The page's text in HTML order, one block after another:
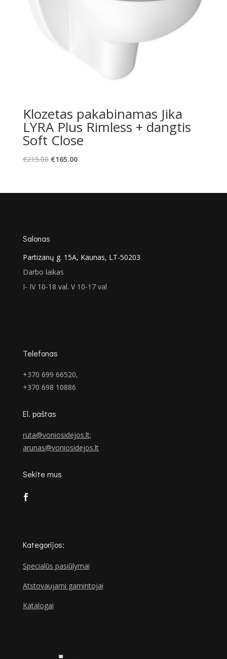
Klozetas pakabinamas Jika
LYRA Plus Rimless + dangtis
Soft Close
€215.00 Original
€215.00.
€165.00Current
€165.00.
Salonas
Partizanų g. 15A, Kaunas, LT-50203
Darbo laikas
I- IV 10-18 val. V 10-17 val
Telefonas
+370 699 66520,
+370 698 10886
El. paštas
ruta@voniosidejos.lt;
arunas@voniosidejos.lt
Sekite mus
Kategorijos:
Specialūs pasiūlymai
Atstovaujami gamintojai
Katalogai